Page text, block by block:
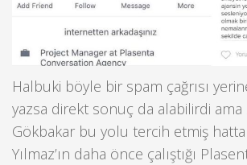
Halbuki böyle bir spam çağrısı
yazsa direkt sonuç da alabilirdi ama
Gökbakar bu yolu tercih etmiş
Yılmaz’ın daha önce çalıştığı